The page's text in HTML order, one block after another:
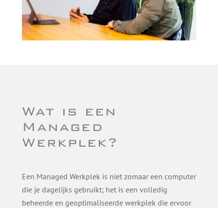
Wat is een
Managed
Werkplek?
Een Managed Werkplek is niet zomaar een computer
die je dagelijks gebruikt; het is een volledig
beheerde en geoptimaliseerde werkplek die ervoor